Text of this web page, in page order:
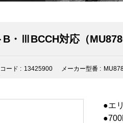
・ⅢBCCH対応（
ード : 13425900 メーカー型番 :
●エ